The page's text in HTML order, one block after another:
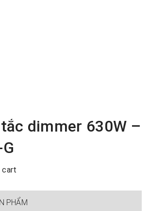
dimmer 630W –
cart
PHẨM